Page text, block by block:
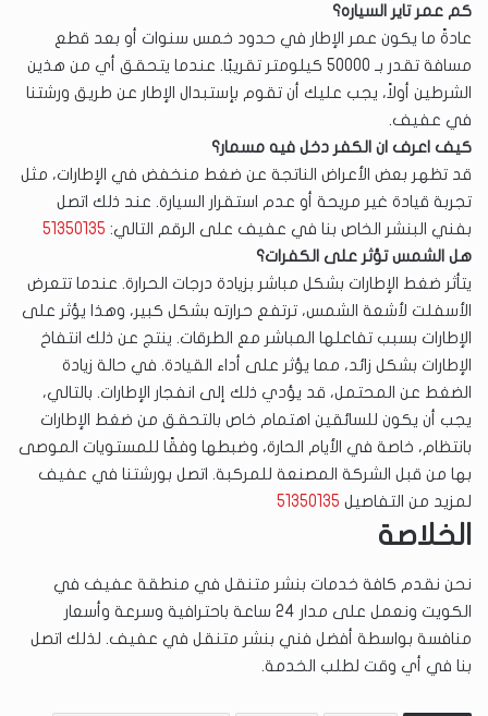
كم عمر تاير السياره؟
عادةً ما يكون عمر الإطار في حدود خمس سنوات أو بعد قطع
مسافة تقدر بـ 50000 كيلومتر تقريبًا. عندما يتحقق أي من هذين
الشرطين أولاً، يجب عليك أن تقوم بإستبدال الإطار عن طريق ورشتنا
في عفيف.
كيف اعرف ان الكفر دخل فيه مسمار؟
قد تظهر بعض الأعراض الناتجة عن ضغط منخفض في الإطارات، مثل
تجربة قيادة غير مريحة أو عدم استقرار السيارة. عند ذلك اتصل
بفني البنشر الخاص بنا في عفيف على الرقم التالي: 51350135
هل الشمس تؤثر على الكفرات؟
يتأثر ضغط الإطارات بشكل مباشر بزيادة درجات الحرارة. عندما تتعرض
الأسفلت لأشعة الشمس، ترتفع حرارته بشكل كبير، وهذا يؤثر على
الإطارات بسبب تفاعلها المباشر مع الطرقات. ينتج عن ذلك انتفاخ
الإطارات بشكل زائد، مما يؤثر على أداء القيادة. في حالة زيادة
الضغط عن المحتمل، قد يؤدي ذلك إلى انفجار الإطارات. بالتالي،
يجب أن يكون للسائقين اهتمام خاص بالتحقق من ضغط الإطارات
بانتظام، خاصة في الأيام الحارة، وضبطها وفقًا للمستويات الموصى
بها من قبل الشركة المصنعة للمركبة. اتصل بورشتنا في عفيف
لمزيد من التفاصيل 51350135
الخلاصة
نحن نقدم كافة خدمات بنشر متنقل في منطقة عفيف في
الكويت ونعمل على مدار 24 ساعة باحترافية وسرعة وأسعار
منافسة بواسطة أفضل فني بنشر متنقل في عفيف. لذلك اتصل
بنا في أي وقت لطلب الخدمة.